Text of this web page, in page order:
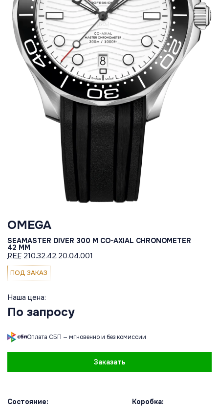
OMEGA
SEAMASTER DIVER 300 M CO-AXIAL CHRONOMETER
42 MM
REF 210.32.42.20.04.001
ПОД ЗАКАЗ
Наша цена:
По запросу
Оплата СБП — мгновенно и без комиссии
Заказать
Состояние:
Коробка: